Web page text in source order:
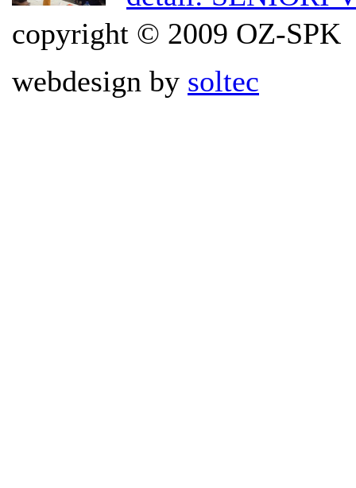
copyright © 2009 OZ-SPK
webdesign by soltec